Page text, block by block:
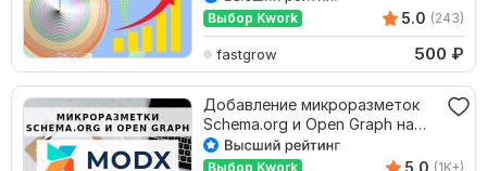
Выбор Kwork 5.0 (243)
fastgrow 500 ₽
Добавление микроразметок
Schema.org и Open Graph на
сайт MODX
Выбор Kwork 5.0 (1K+)